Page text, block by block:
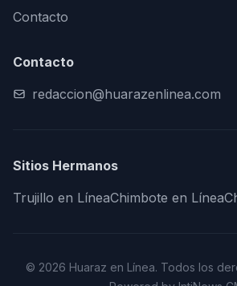
Contacto
Contacto
redaccion@huarazenlinea.com
Sitios Hermanos
Trujillo en LíneaChimbote en Línea
© 2026 Huaraz en Línea. Todos los